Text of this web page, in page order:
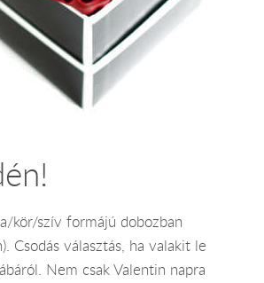
kör/szív formájú dobozban
Csodás választás, ha valakit le
Nem csak Valentin napra